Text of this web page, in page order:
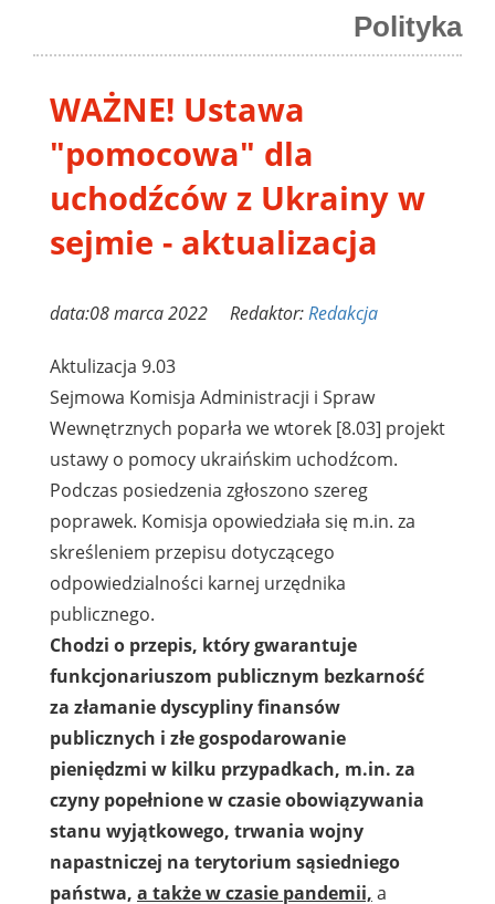
Polityka
WAŻNE! Ustawa
"pomocowa" dla
uchodźców z Ukrainy w
sejmie - aktualizacja
data:08 marca 2022 Redaktor:Redakcja
Aktulizacja 9.03
Sejmowa Komisja Administracji i Spraw
Wewnętrznych poparła we wtorek [8.03] projekt
ustawy o pomocy ukraińskim uchodźcom.
Podczas posiedzenia zgłoszono szereg
poprawek. Komisja opowiedziała się m.in. za
skreśleniem przepisu dotyczącego
odpowiedzialności karnej urzędnika
publicznego.
Chodzi o przepis, który gwarantuje
funkcjonariuszom publicznym bezkarność
za złamanie dyscypliny finansów
publicznych i złe gospodarowanie
pieniędzmi w kilku przypadkach, m.in. za
czyny popełnione w czasie obowiązywania
stanu wyjątkowego, trwania wojny
napastniczej na terytorium sąsiedniego
państwa, a także w czasie pandemii, a